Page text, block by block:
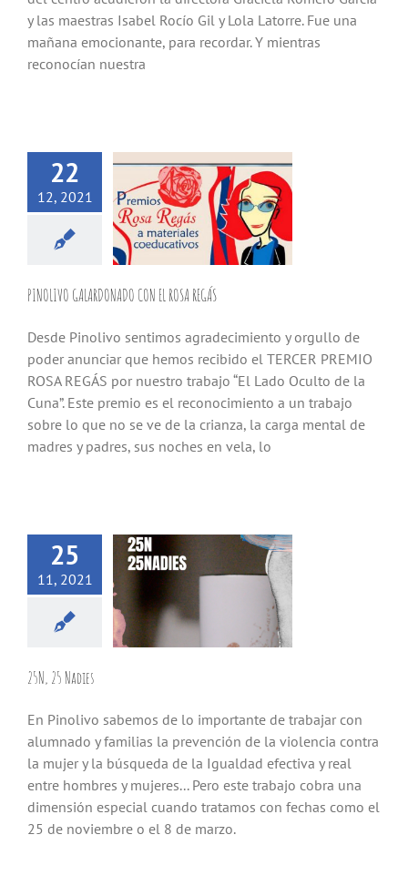
y las maestras Isabel Rocío Gil y Lola Latorre. Fue una
mañana emocionante, para recordar. Y mientras
reconocían nuestra
22
12, 2021
PINOLIVO GALARDONADO CON EL ROSA REGÁS
Desde Pinolivo sentimos agradecimiento y orgullo de
poder anunciar que hemos recibido el TERCER PREMIO
ROSA REGÁS por nuestro trabajo “El Lado Oculto de la
Cuna”. Este premio es el reconocimiento a un trabajo
sobre lo que no se ve de la crianza, la carga mental de
madres y padres, sus noches en vela, lo
25
11, 2021
25N, 25 Nadies
En Pinolivo sabemos de lo importante de trabajar con
alumnado y familias la prevención de la violencia contra
la mujer y la búsqueda de la Igualdad efectiva y real
entre hombres y mujeres... Pero este trabajo cobra una
dimensión especial cuando tratamos con fechas como el
25 de noviembre o el 8 de marzo.